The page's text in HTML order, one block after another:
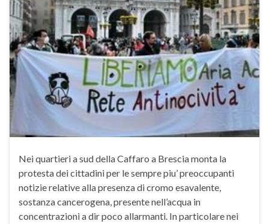
Nei quartieri a sud della Caffaro a Brescia monta la
protesta dei cittadini per le sempre piu’ preoccupanti
notizie relative alla presenza di cromo esavalente,
sostanza cancerogena, presente nell’acqua in
concentrazioni a dir poco allarmanti. In particolare nei